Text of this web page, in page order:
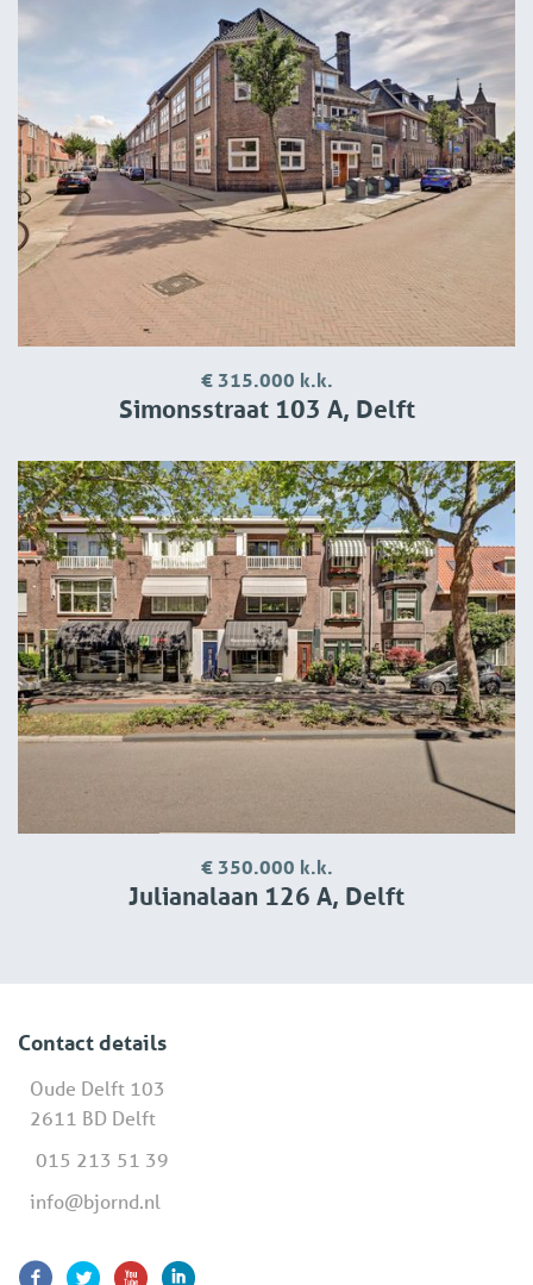
€ 315.000 k.k.
Simonsstraat 103 A, Delft
€ 350.000 k.k.
Julianalaan 126 A, Delft
Contact details
Oude Delft 103
2611 BD Delft
015 213 51 39
info@bjornd.nl